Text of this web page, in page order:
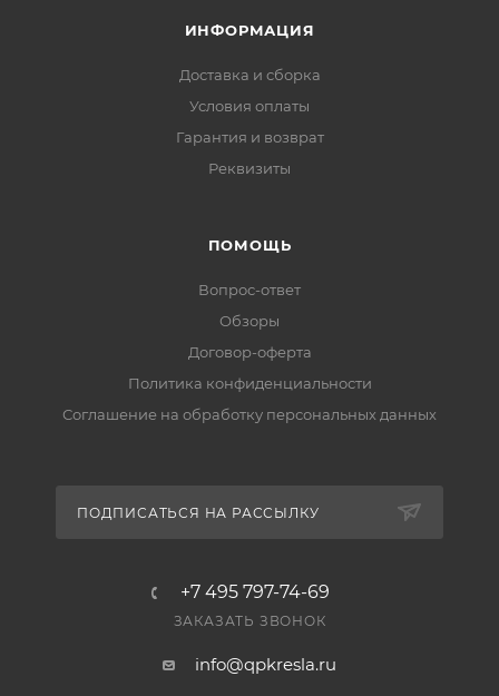
ИНФОРМАЦИЯ
Доставка и сборка
Условия оплаты
Гарантия и возврат
Реквизиты
ПОМОЩЬ
Вопрос-ответ
Обзоры
Договор-оферта
Политика конфиденциальности
Соглашение на обработку персональных данных
ПОДПИСАТЬСЯ НА РАССЫЛКУ
+7 495 797-74-69
ЗАКАЗАТЬ ЗВОНОК
info@qpkresla.ru